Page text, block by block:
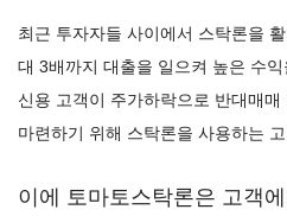
최근 투자자들 사이에서 스탁론을
대 3배까지 대출을 일으켜 높은 수
신용 고객이 주가하락으로 반대매
마련하기 위해 스탁론을 사용하는
이에 토마토스탁론은 고객